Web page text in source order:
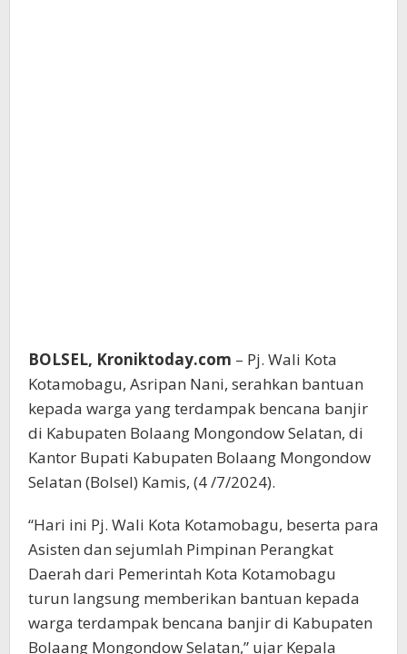
BOLSEL, Kroniktoday.com – Pj. Wali Kota
Kotamobagu, Asripan Nani, serahkan bantuan
kepada warga yang terdampak bencana banjir
di Kabupaten Bolaang Mongondow Selatan, di
Kantor Bupati Kabupaten Bolaang Mongondow
Selatan (Bolsel) Kamis, (4 /7/2024).
“Hari ini Pj. Wali Kota Kotamobagu, beserta para
Asisten dan sejumlah Pimpinan Perangkat
Daerah dari Pemerintah Kota Kotamobagu
turun langsung memberikan bantuan kepada
warga terdampak bencana banjir di Kabupaten
Bolaang Mongondow Selatan,” ujar Kepala